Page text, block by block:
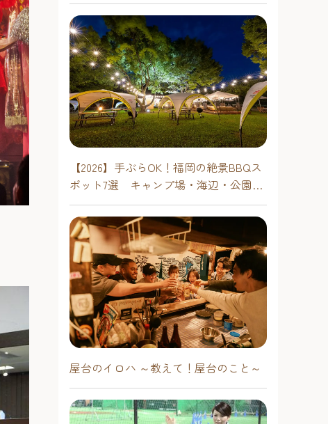
【2026】手ぶらOK！福岡の絶景BBQス
ポット7選 キャンプ場・海辺・公園で
手軽に楽しむ
屋台のイロハ ～教えて！屋台のこと～